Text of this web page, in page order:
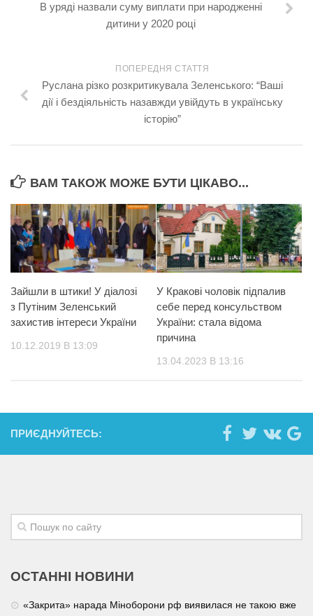
В уряді назвали суму виплати при народженні
дитини у 2020 році
ПОПЕРЕДНЯ СТАТТЯ
Руслана різко розкритикувала Зеленського: “Ваші
дії і бездіяльність назавжди увійдуть в українську
історію”
ВАМ ТАКОЖ МОЖЕ БУТИ ЦІКАВО...
Зайшли в штики! У діалозі
з Путіним Зеленський
захистив інтереси України
10.12.2019 В 13:09
У Кракові чоловік підпалив
себе перед консульством
України: стала відома
причина
13.04.2023 В 13:16
ПРИЄДНУЙТЕСЬ:
ОСТАННІ НОВИНИ
«Закрита» нарада Міноборони рф виявилася не такою вже